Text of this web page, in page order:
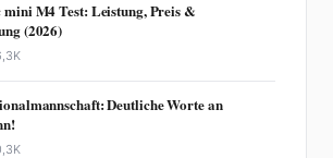
mini M4 Test: Leistung, Preis &
(2026)
Deutliche Worte an